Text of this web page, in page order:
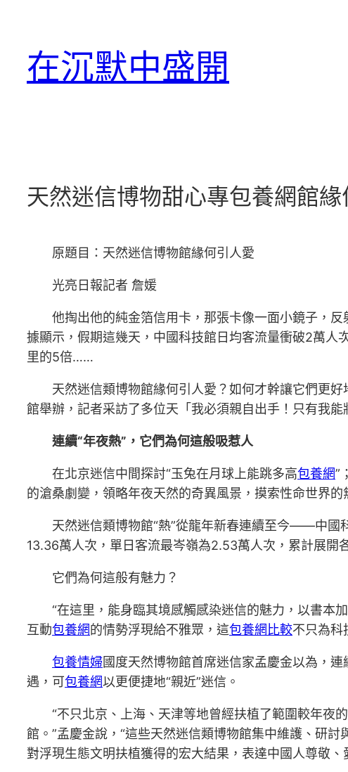
在沉默中盛開
天然迷信博物甜心專包養網館緣
原題目：天然迷信博物館緣何引人愛
光亮日報記者 詹媛
他掏出他的純金箔信用卡，那張卡像一面小鏡子，反
據顯示，假期這幾天，中國科技館日均客流量衝破2萬人
里的5倍……
天然迷信類博物館緣何引人愛？如何才幹讓它們更
館舉辦，記者采訪了多位天「我必須親自出手！只有我
連續“年夜熱”，它們為何這般吸惹人
在北京迷信中間探討“玉兔在月球上能跳多高包養網”
的滄桑劇變，領略年夜天然的奇異風景，摸索性命世界
天然迷信類博物館“熱”從龍年新春連續至今——中國
13.36萬人次，單日客流最岑嶺為2.53萬人次，累計展開
它們為何這般有魅力？
“在這里，能身臨其境感觸感染迷信的魅力，以書本
互動包養網的情勢浮現給不雅眾，這包養網比較不只為科
包養情婦國度天然博物館首席迷信家孟慶金以為，
遇，可包養網以更便捷地“親近”迷信。
“不只北京、上海、天津等地曾經扶植了範圍較年夜
館。”孟慶金說，“這些天然迷信類博物館集中維護、研
對浮現生態文明扶植獲得的宏大結果，表達中國人尊敬